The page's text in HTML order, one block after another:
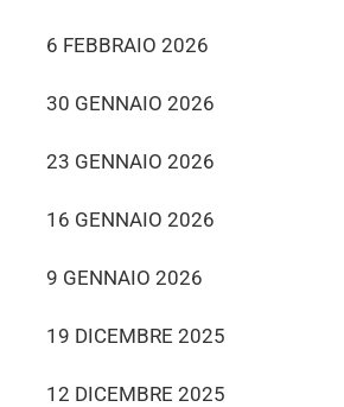
6 FEBBRAIO 2026
30 GENNAIO 2026
23 GENNAIO 2026
16 GENNAIO 2026
9 GENNAIO 2026
19 DICEMBRE 2025
12 DICEMBRE 2025